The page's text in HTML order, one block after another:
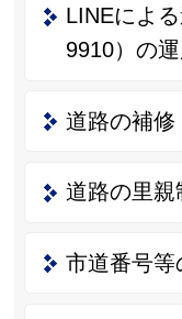
LINEによ
9910）の
道路の補修
道路の里親
市道番号等